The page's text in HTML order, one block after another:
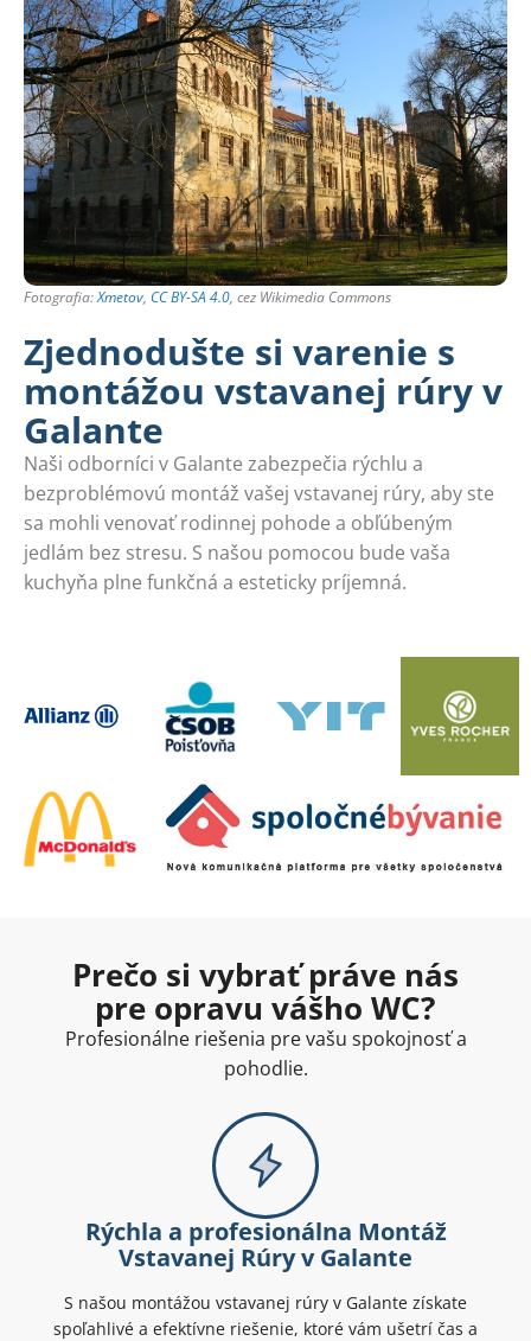
Fotografia:Xmetov, CC BY-SA 4.0, cez Wikimedia Commons
Zjednodušte si varenie s
montážou vstavanej rúry v
Galante
Naši odborníci v Galante zabezpečia rýchlu a
bezproblémovú montáž vašej vstavanej rúry, aby ste
sa mohli venovať rodinnej pohode a obľúbeným
jedlám bez stresu. S našou pomocou bude vaša
kuchyňa plne funkčná a esteticky príjemná.
Prečo si vybrať práve nás
pre opravu vášho WC?
Profesionálne riešenia pre vašu spokojnosť a
pohodlie.
Rýchla a profesionálna Montáž
Vstavanej Rúry v Galante
S našou montážou vstavanej rúry v Galante získate
spoľahlivé a efektívne riešenie, ktoré vám ušetrí čas a